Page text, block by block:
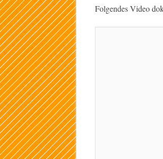
Folgendes Video